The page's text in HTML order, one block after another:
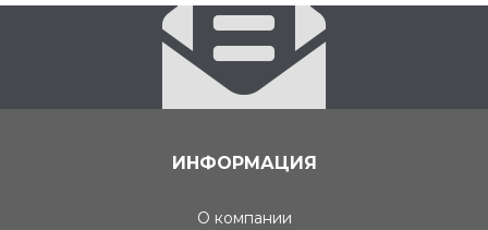
ИНФОРМАЦИЯ
О компании